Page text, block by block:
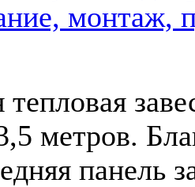
монтаж,
тепловая
метров.
панель